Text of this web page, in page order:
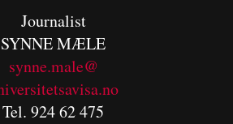
Journalist
SYNNE MÆLE
synne.male@
Tel. 924 62 475